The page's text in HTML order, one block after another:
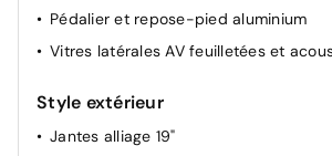
Direction à assistance électrique
Eclairage des caves à pied AV
Filtre à pollen
Start & Stop
Pédalier et repose-pied aluminium
Vitres latérales AV feuilletées et
Style extérieur
Jantes alliage 19"